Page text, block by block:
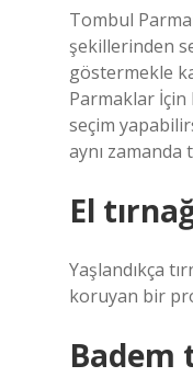
Tombul
şekillerinden
göstermekle
Parmaklar
seçim
aynı zamanda
El
Yaşlandıkça
koruyan bir
Badem